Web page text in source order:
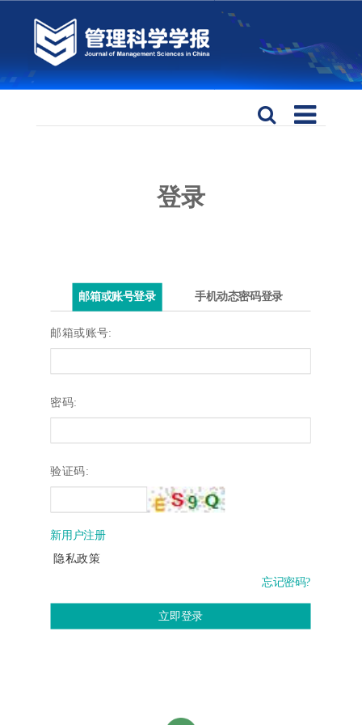
登录
邮箱或账号登录 手机动态密码登录
邮箱或账号:
密码:
验证码:
新用户注册
隐私政策
忘记密码?
立即登录